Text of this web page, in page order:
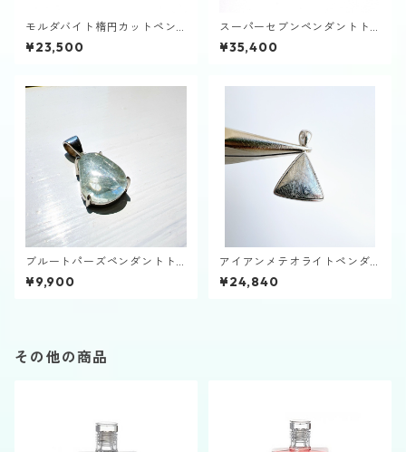
モルダバイト楕円カットペン
ダントトップ
¥23,500
スーパーセブンペンダントト
ップ
¥35,400
ブルートパーズペンダントト
ップ
¥9,900
アイアンメテオライトペンダ
ントトップ
¥24,840
その他の商品